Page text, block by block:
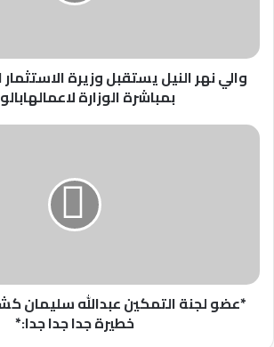
بمباشرة
الوزارة
لاعمالهابالولايه
والي نهر النيل يستقبل وزيرة الاستثمار
بمباشرة الوزارة
*عضو
خطيرة
جدا*عضو لجنة التمكين عبدالله سليمان
خطيرة جدا جدا جدا:*